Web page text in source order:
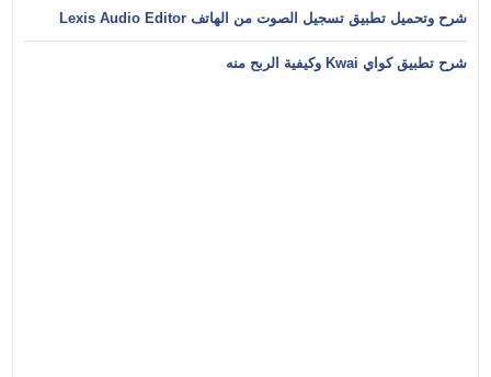
شرح وتحميل تطبيق تسجيل الصوت من الهاتف Lexis Audio Editor
شرح تطبيق كواي Kwai وكيفية الربح منه